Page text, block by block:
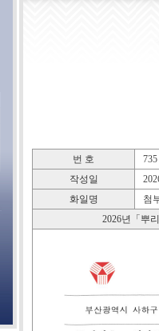
번 호
735
작성일
화일명
첨
2026년「뿌